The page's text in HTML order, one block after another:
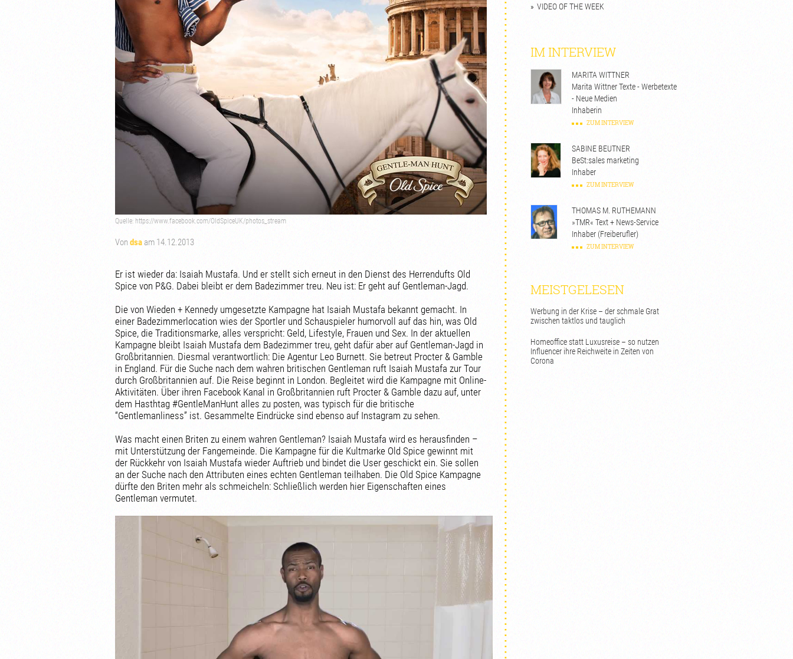
Quelle: https://www.facebook.com/OldSpiceUK/photos_stream
Von dsaam 14.12.2013
Er ist wieder da: Isaiah Mustafa. Und er stellt sich erneut in den Dienst des Herrendufts Old
Spice von P&G. Dabei bleibt er dem Badezimmer treu. Neu ist: Er geht auf Gentleman-Jagd.
Die von Wieden + Kennedy umgesetzte Kampagne hat Isaiah Mustafa bekannt gemacht. In
einer Badezimmerlocation wies der Sportler und Schauspieler humorvoll auf das hin, was Old
Spice, die Traditionsmarke, alles verspricht: Geld, Lifestyle, Frauen und Sex. In der aktuellen
Kampagne bleibt Isaiah Mustafa dem Badezimmer treu, geht dafür aber auf Gentleman-Jagd in
Großbritannien. Diesmal verantwortlich: Die Agentur Leo Burnett. Sie betreut Procter & Gamble
in England. Für die Suche nach dem wahren britischen Gentleman ruft Isaiah Mustafa zur Tour
durch Großbritannien auf. Die Reise beginnt in London. Begleitet wird die Kampagne mit Online-
Aktivitäten. Über ihren Facebook Kanal in Großbritannien ruft Procter & Gamble dazu auf, unter
dem Hasthtag #GentleManHunt alles zu posten, was typisch für die britische
“Gentlemanliness” ist. Gesammelte Eindrücke sind ebenso auf Instagram zu sehen.
Was macht einen Briten zu einem wahren Gentleman? Isaiah Mustafa wird es herausfinden –
mit Unterstützung der Fangemeinde. Die Kampagne für die Kultmarke Old Spice gewinnt mit
der Rückkehr von Isaiah Mustafa wieder Auftrieb und bindet die User geschickt ein. Sie sollen
an der Suche nach den Attributen eines echten Gentleman teilhaben. Die Old Spice Kampagne
dürfte den Briten mehr als schmeicheln: Schließlich werden hier Eigenschaften eines
Gentleman vermutet.
VIDEO OF THE WEEK
IM INTERVIEW
MARITA WITTNER
Marita Wittner Texte - Werbetexte
- Neue Medien
Inhaberin
ZUM INTERVIEW
SABINE BEUTNER
BeSt:sales marketing
Inhaber
ZUM INTERVIEW
THOMAS M. RUTHEMANN
»TMR« Text + News-Service
Inhaber (Freiberufler)
ZUM INTERVIEW
MEISTGELESEN
Werbung in der Krise – der schmale Grat
zwischen taktlos und tauglich
Homeoffice statt Luxusreise – so nutzen
Influencer ihre Reichweite in Zeiten von
Corona